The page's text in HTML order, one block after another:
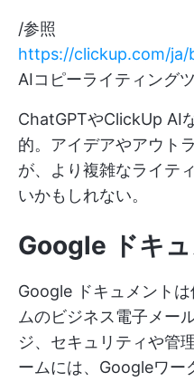
/参照
https://clickup.com/ja/
AIコピーライティング
ChatGPTやClickUp AI
的。アイデアやアウト
が、より複雑なライテ
いかもしれない。
Google ドキ
Google ドキュメント
ムのビジネス電子メー
ジ、セキュリティや管
ームには、Googleワー